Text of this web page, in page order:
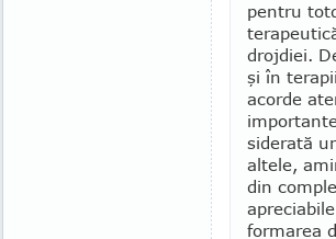
pentru
drojdiei.
şi în
acor­de
siderată
altele,
din
formarea